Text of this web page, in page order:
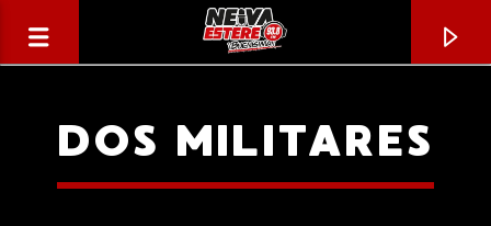
DOS MILITARES